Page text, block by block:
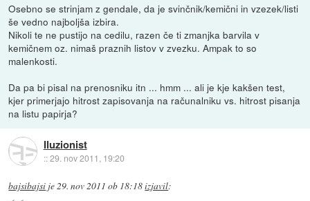
Osebno se strinjam z gendale, da je svinčnik/kemični in vzezek/listi
še vedno najboljša izbira.
Nikoli te ne pustijo na cedilu, razen če ti zmanjka barvila v
kemičnem oz. nimaš praznih listov v zvezku. Ampak to so
malenkosti.
Da pa bi pisal na prenosniku itn ... hmm ... ali je kje kakšen test,
kjer primerjajo hitrost zapisovanja na računalniku vs. hitrost pisanja
na listu papirja?
Iluzionist
::29. nov 2011, 19:20
bajsibajsi je29. nov 2011 ob 18:18izjavil: